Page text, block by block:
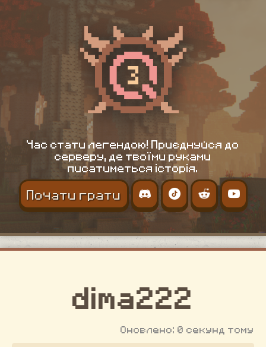
Час стати легендою! Приєднуйся до
серверу, де твоїми руками
писатиметься історія.
Почати грати
dima222
Оновлено: 0 секунд тому